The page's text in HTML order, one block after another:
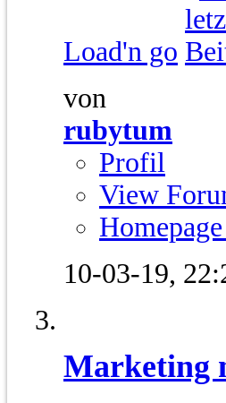
Load'n go
von
rubytum
Profil
View
10-03-19,
Marketing